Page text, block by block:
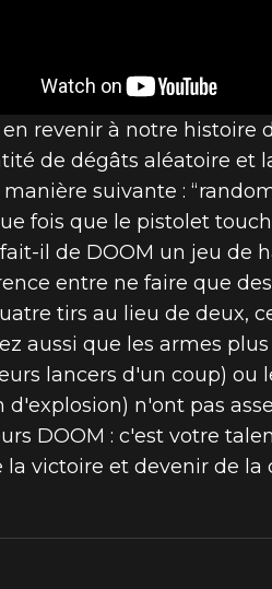
en revenir à notre histoire
de dégâts aléatoire et
suivante :
fois que le pistolet
il de DOOM un jeu de
entre ne faire que
tirs au lieu de deux,
aussi que les armes
lancers d'un coup) ou
d'explosion) n'ont pas
DOOM : c'est votre
la victoire et devenir de la